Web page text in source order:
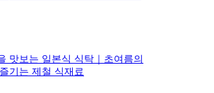
맛보는 일본식 식탁｜초여름의
기는 제철 식재료